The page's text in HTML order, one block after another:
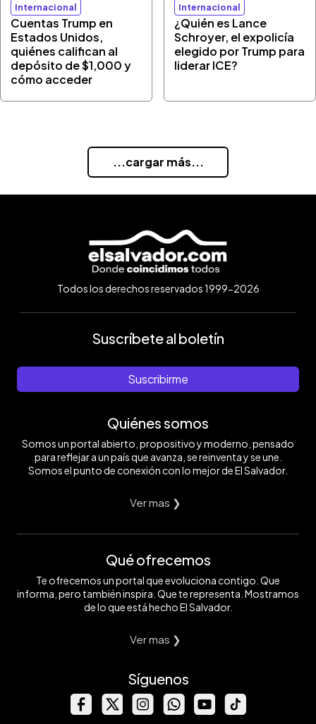
Internacional
Cuentas Trump en
Estados Unidos,
quiénes califican al
depósito de $1,000 y
cómo acceder
Internacional
¿Quién es Lance
Schroyer, el expolicía
elegido por Trump para
liderar ICE?
...cargar más...
Todos los derechos reservados 1999-2026
Suscríbete al boletín
Suscribirme
Quiénes somos
Somos un portal abierto, propositivo y moderno, pensado
para reflejar a un país que avanza, se reinventa y se une.
Somos el punto de conexión con lo mejor de El Salvador.
Ver mas ❯
Qué ofrecemos
Te ofrecemos un portal que evoluciona contigo. Que
informa, pero también inspira. Que te representa. Mostramos
de lo que está hecho El Salvador.
Ver mas ❯
Síguenos